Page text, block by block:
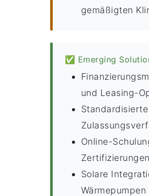
gemäßigten
✅ Emerging
und Leasing-
Standardisierte
Online-
Zertifizierungen
Solare
Wärmepumpen